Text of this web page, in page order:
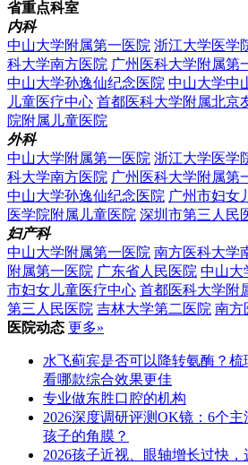
省重点科室
内科
中山大学附属第一医院 浙江大学医学
科大学南方医院 广州医科大学附属第
中山大学孙逸仙纪念医院 中山大学中
儿童医疗中心 首都医科大学附属北京
院附属儿童医院
外科
中山大学附属第一医院 浙江大学医学
科大学南方医院 广州医科大学附属第
中山大学孙逸仙纪念医院 广州市妇女
医学院附属儿童医院 深圳市第三人民
妇产科
中山大学附属第一医院 南方医科大学
附属第一医院 广东省人民医院 中山大
市妇女儿童医疗中心 首都医科大学附
第三人民医院 吉林大学第二医院 南方
医院动态 更多»
水飞蓟宾是否可以降转氨酶？
看哪款综合效果更佳
专业做东胜口腔的机构
2026深度调研评测OK镜：6个
孩子的角膜？
2026孩子近视、眼轴增长过快